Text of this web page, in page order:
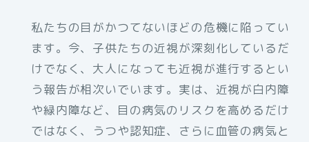
私たちの目がかつてないほどの危機に陥ってい
ます。今、子供たちの近視が深刻化しているだ
けでなく、大人になっても近視が進行するとい
う報告が相次いでいます。実は、近視が白内障
や緑内障など、目の病気のリスクを高めるだけ
ではなく、うつや認知症、さらに血管の病気と